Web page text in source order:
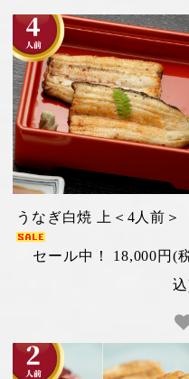
うなぎ白焼 上＜4人前＞
セール中！ 18,000円(